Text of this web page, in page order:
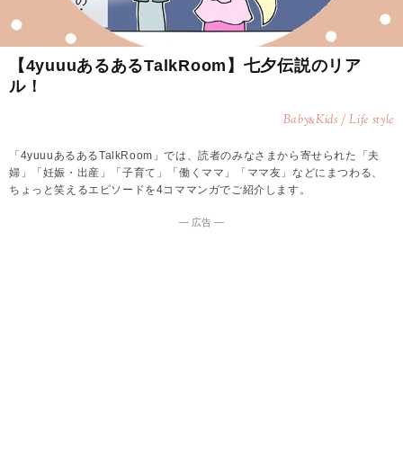
【4yuuuあるあるTalkRoom】七夕伝説のリア
ル！
Baby&Kids / Life style
「4yuuuあるあるTalkRoom」では、読者のみなさまから寄せられた「夫
婦」「妊娠・出産」「子育て」「働くママ」「ママ友」などにまつわる、
ちょっと笑えるエピソードを4コママンガでご紹介します。
― 広告 ―